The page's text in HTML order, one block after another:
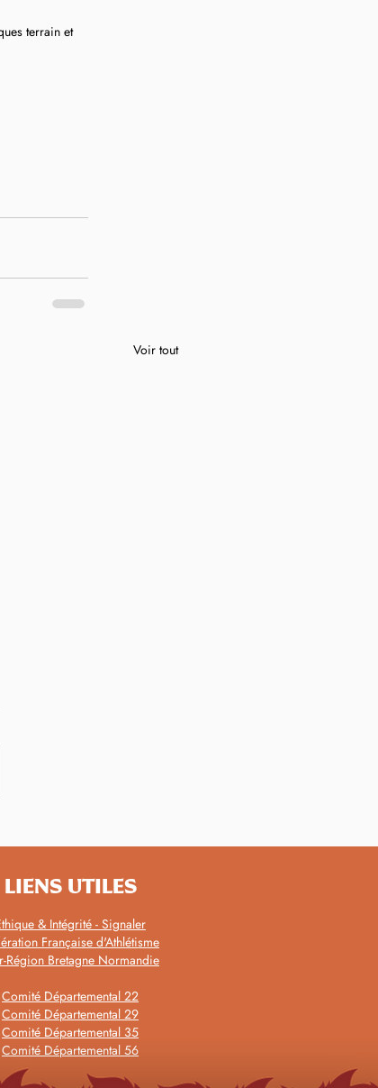
terrain et
Voir tout
LIENS UTILES
& Intégrité - Signaler
Française d'Athlétisme
Région Bretagne Normandie
Comité Départemental 22
Comité Départemental 29
Comité Départemental 35
Comité Départemental 56